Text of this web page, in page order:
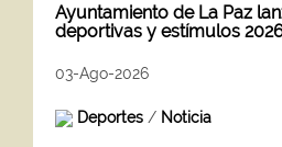
Ayuntamiento de La Paz
deportivas y estímulos
03-Ago-2026
Deportes / Noticia